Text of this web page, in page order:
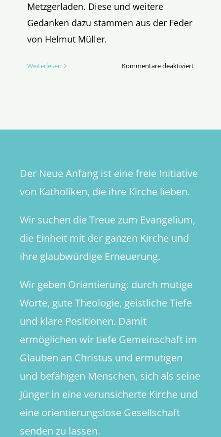
Metzgerladen. Diese und weitere
Gedanken dazu stammen aus der Feder
von Helmut Müller.
Weiterlesen Kommentare deaktiviertfür
Der Neue Anfang ist eine freie Initiative
von Katholiken, die ihre Kirche lieben.
Wir suchen die Treue zum Evangelium,
die Einheit mit der ganzen Kirche und
ihre glaubwürdige Erneuerung.
Wir geben Orientierung: durch mutige
Worte, gute Theologie, geistliche Tiefe
und klare Positionen. Damit
ermöglichen wir tiefe Gemeinschaft im
Glauben an Christus und ermutigen
und befähigen Menschen, sich als seine
Jünger in eine verunsicherte Kirche und
eine orientierungslose Gesellschaft
senden zu lassen.